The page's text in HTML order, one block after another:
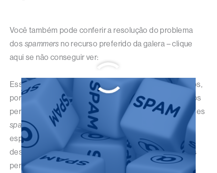
Você também pode conferir a resolução do problema
dos spammers no recurso preferido da galera – clique
aqui se não conseguir ver:
Essa configuração não fiz só no meu perfil, fiz em vários,
porque também existem os “promote it on” em variados
perfis, não apenas com foco na hashtag #podcast; esses
spammers
também miram publicações com hashtags
específicas, que foi outro diagnóstico feito na esteira
desse. Já identifiquei alguns relacionados a carros nos
perfis dos sites de ônibus.